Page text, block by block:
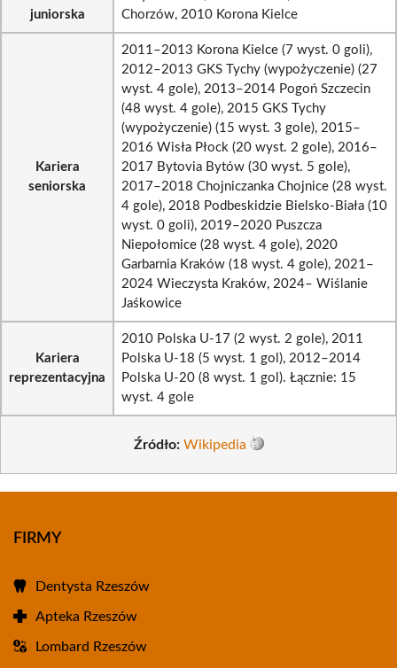
juniorska
Chorzów, 2010 Korona Kielce
Kariera
seniorska
2011–2013 Korona Kielce (7 wyst. 0 goli),
2012–2013 GKS Tychy (wypożyczenie) (27
wyst. 4 gole), 2013–2014 Pogoń Szczecin
(48 wyst. 4 gole), 2015 GKS Tychy
(wypożyczenie) (15 wyst. 3 gole), 2015–
2016 Wisła Płock (20 wyst. 2 gole), 2016–
2017 Bytovia Bytów (30 wyst. 5 gole),
2017–2018 Chojniczanka Chojnice (28 wyst.
4 gole), 2018 Podbeskidzie Bielsko-Biała (10
wyst. 0 goli), 2019–2020 Puszcza
Niepołomice (28 wyst. 4 gole), 2020
Garbarnia Kraków (18 wyst. 4 gole), 2021–
2024 Wieczysta Kraków, 2024– Wiślanie
Jaśkowice
Kariera
reprezentacyjna
2010 Polska U-17 (2 wyst. 2 gole), 2011
Polska U-18 (5 wyst. 1 gol), 2012–2014
Polska U-20 (8 wyst. 1 gol). Łącznie: 15
wyst. 4 gole
Źródło: Wikipedia
FIRMY
Dentysta Rzeszów
Apteka Rzeszów
Lombard Rzeszów